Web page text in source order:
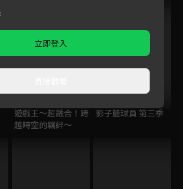
遊戲王～超融合！跨
越時空的羈絆～
影子籃球員 第三季
立即登入